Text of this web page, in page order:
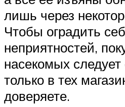
лишь через
Чтобы оградить
неприятностей,
насекомых
только в тех
доверяете.